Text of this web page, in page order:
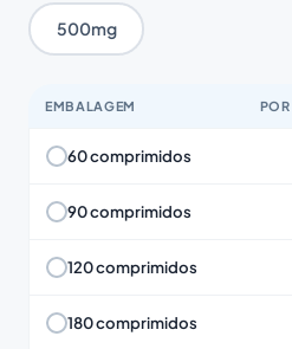
500mg
EMBALAGEM
60 comprimidos
90 comprimidos
120 comprimidos
180 comprimidos